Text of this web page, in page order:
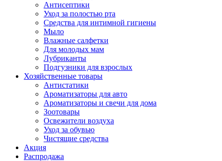
Антисептики
Уход за полостью рта
Средства для интимной гигиены
Мыло
Влажные салфетки
Для молодых мам
Лубриканты
Подгузники для взрослых
Хозяйственные товары
Антистатики
Ароматизаторы для авто
Ароматизаторы и свечи для дома
Зоотовары
Освежители воздуха
Уход за обувью
Чистящие средства
Акция
Распродажа